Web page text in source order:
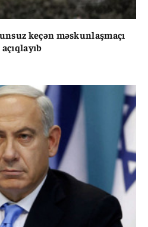
keçən məskunlaşmaçı